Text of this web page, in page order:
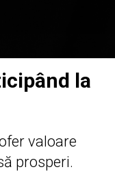
la
valoare
prosperi.